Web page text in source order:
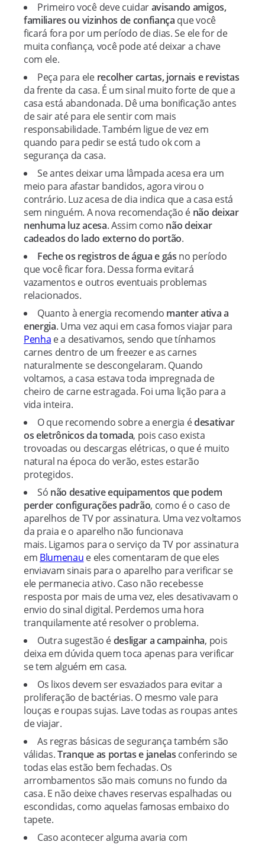
Primeiro você deve cuidaravisando amigos,
familiares ou vizinhos de confiança que você
ficará fora por um período de dias. Se ele for de
muita confiança, você pode até deixar a chave
com ele.
Peça para ele recolher cartas, jornais e revistas
da frente da casa. É um sinal muito forte de que a
casa está abandonada. Dê uma bonificação antes
de sair até para ele sentir com mais
responsabilidade. Também ligue de vez em
quando para pedir se está tudo ok com a
segurança da casa.
Se antes deixar uma lâmpada acesa era um
meio para afastar bandidos, agora virou o
contrário. Luz acesa de dia indica que a casa está
sem ninguém. A nova recomendação é não deixar
nenhuma luz acesa. Assim como não deixar
cadeados do lado externo do portão.
Feche os registros de água e gás no período
que você ficar fora. Dessa forma evitará
vazamentos e outros eventuais problemas
relacionados.
Quanto à energia recomendo manter ativa a
energia. Uma vez aqui em casa fomos viajar para
Penha e a desativamos, sendo que tínhamos
carnes dentro de um freezer e as carnes
naturalmente se descongelaram. Quando
voltamos, a casa estava toda impregnada de
cheiro de carne estragada. Foi uma lição para a
vida inteira.
O que recomendo sobre a energia édesativar
os eletrônicos da tomada, pois caso exista
trovoadas ou descargas elétricas, o que é muito
natural na época do verão, estes estarão
protegidos.
Só não desative equipamentos que podem
perder configurações padrão, como é o caso de
aparelhos de TV por assinatura. Uma vez voltamos
da praia e o aparelho não funcionava
mais. Ligamos para o serviço da TV por assinatura
em Blumenau e eles comentaram de que eles
enviavam sinais para o aparelho para verificar se
ele permanecia ativo. Caso não recebesse
resposta por mais de uma vez, eles desativavam o
envio do sinal digital. Perdemos uma hora
tranquilamente até resolver o problema.
Outra sugestão édesligar a campainha, pois
deixa em dúvida quem toca apenas para verificar
se tem alguém em casa.
Os lixos devem ser esvaziados para evitar a
proliferação de bactérias. O mesmo vale para
louças e roupas sujas. Lave todas as roupas antes
de viajar.
As regras básicas de segurança também são
válidas.Tranque as portas e janelas conferindo se
todas elas estão bem fechadas. Os
arrombamentos são mais comuns no fundo da
casa. E não deixe chaves reservas espalhadas ou
escondidas, como aquelas famosas embaixo do
tapete.
Caso acontecer alguma avaria com